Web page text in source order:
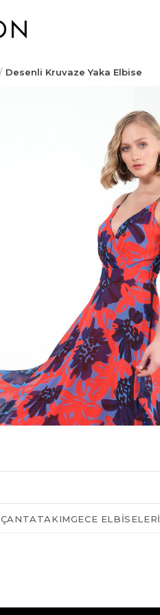
Desenli Kruvaze Yaka Elbise
ÇANTATAKIMGECE ELBISELERI